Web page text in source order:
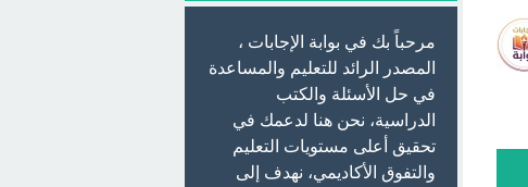
مرحباً بك في بوابة الإجابات ،
المصدر الرائد للتعليم والمساعدة
في حل الأسئلة والكتب
الدراسية، نحن هنا لدعمك في
تحقيق أعلى مستويات التعليم
والتفوق الأكاديمي، نهدف إلى